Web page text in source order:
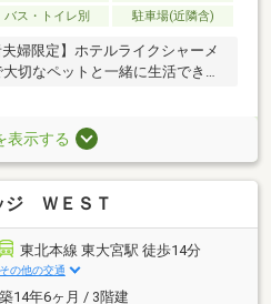
バス・トイレ別 駐車場(近隣含)
夫婦限定】ホテルライクシャーメ
切なペットと一緒に生活できま
表示する
ジ ＷＥＳＴ
東北本線 東大宮駅 徒歩14分
その他の交通
築14年6ヶ月 / 3階建